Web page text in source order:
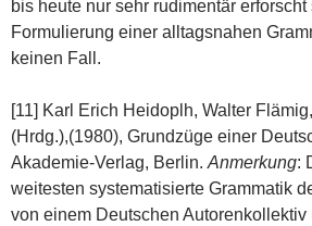
bis heute nur sehr rudimentär
Formulierung einer alltagsnahen
keinen Fall.
[11] Karl Erich Heidoplh, Walter
(Hrdg.),(1980), Grundzüge einer
Akademie-Verlag, Berlin. Anmerkung:
weitesten systematisierte Grammatik
von einem Deutschen